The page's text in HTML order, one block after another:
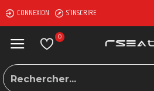
CONNEXION S'INSCRIRE
0